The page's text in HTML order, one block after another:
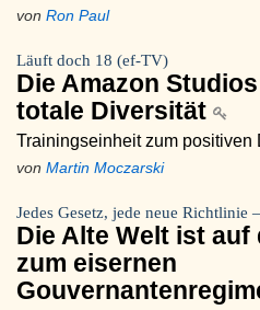
von Ron Paul
Läuft doch 18 (ef-TV)
Die Amazon
totale Diversität
Trainingseinheit zum positiven
von Martin Moczarski
Jedes Gesetz, jede neue Richtlinie
Die Alte Welt ist auf
zum eisernen